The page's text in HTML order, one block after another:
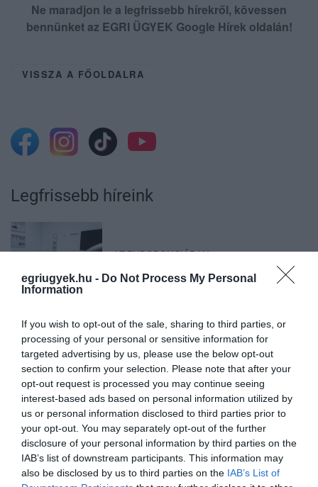
egriugyek.hu - Do Not Process My Personal
Information
If you wish to opt-out of the sale, sharing to third parties, or
processing of your personal or sensitive information for
targeted advertising by us, please use the below opt-out
section to confirm your selection. Please note that after your
opt-out request is processed you may continue seeing
interest-based ads based on personal information utilized by
us or personal information disclosed to third parties prior to
your opt-out. You may separately opt-out of the further
disclosure of your personal information by third parties on the
IAB’s list of downstream participants. This information may
also be disclosed by us to third parties on the IAB’s List of
Ne maradjon le a legfrissebb hírekről, kövessen
bennünket az EGRI ÜGYEK Google Hírek oldalán!
VISSZA A FŐOLDALRA
Legfrissebb híreink
AZ ENDODONCIÁBAN
2026. augusztus 09|Promóció
ITTASAN RANDALÍROZOTT EGER
BELVÁROSÁBAN: ÜZLETEK KIRAKATA...
2026. augusztus 09 | Riasztó
ORBÁN EGYKORI VÍZÜGYI ÁLLAMTITKÁRA